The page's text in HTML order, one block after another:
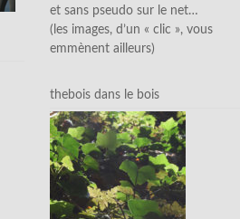
et sans pseudo sur le net…
(les images, d’un « clic », vous
emmènent ailleurs)
thebois dans le bois